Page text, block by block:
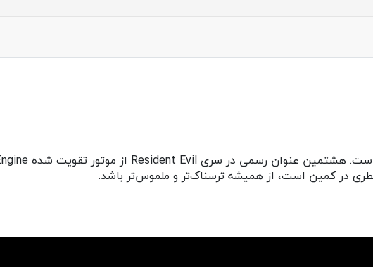
در کمین است، از همیشه ترسناک‌تر و ملموس‌تر باشد.